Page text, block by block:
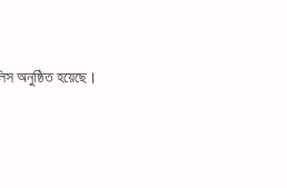
অনুষ্ঠিত হয়েছে।